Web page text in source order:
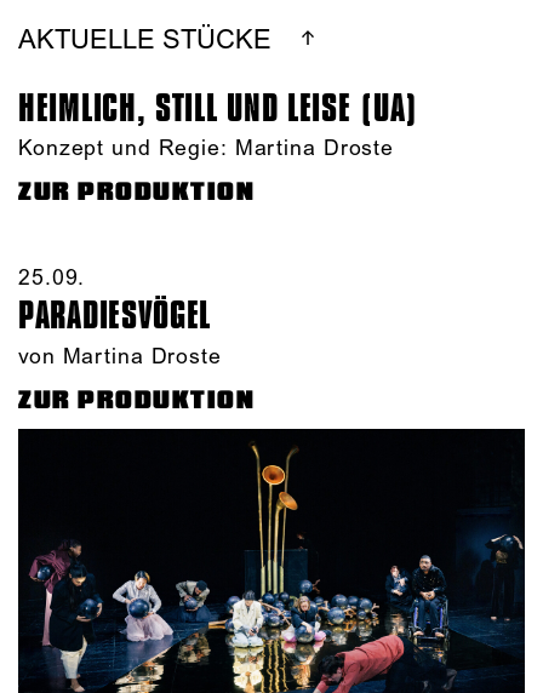
AKTUELLE STÜCKE
HEIMLICH, STILL UND LEISE (UA)
Konzept und Regie: Martina Droste
ZUR PRODUKTION
25.09.​
PARADIES­VÖGEL
von Martina Droste
ZUR PRODUKTION